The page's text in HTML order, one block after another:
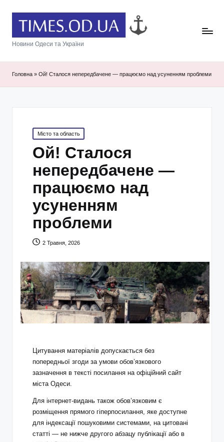
Новини Одеси та України
Головна » Ой! Сталося непередбачене — працюємо над усуненням проблеми
Posted
in
Місто та область
Ой! Сталося
непередбачене —
працюємо над
усуненням
проблеми
2 Травня, 2026
Цитування матеріалів допускається без
попередньої згоди за умови обов’язкового
зазначення в тексті посилання на офіційний сайт
міста Одеси.
Для інтернет-видань також обов’язковим є
розміщення прямого гіперпосилання, яке доступне
для індексації пошуковими системами, на цитовані
статті — не нижче другого абзацу публікації або в